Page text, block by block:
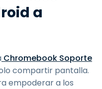
a
Chromebook Soporte
compartir pantalla.
empoderar a los